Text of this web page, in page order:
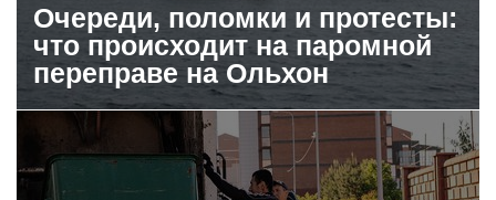
Очереди, поломки и протесты:
что происходит на паромной
переправе на Ольхон